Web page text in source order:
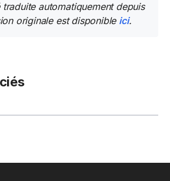
traduite automatiquement depuis
originale est disponible ici.